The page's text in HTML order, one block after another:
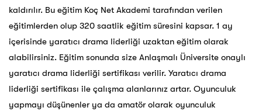
kaldırılır. Bu eğitim Koç Net Akademi tarafından verilen
eğitimlerden olup 320 saatlik eğitim süresini kapsar. 1 ay
içerisinde yaratıcı drama liderliği uzaktan eğitim olarak
alabilirsiniz. Eğitim sonunda size Anlaşmalı Üniversite onaylı
yaratıcı drama liderliği sertifikası verilir. Yaratıcı drama
liderliği sertifikası ile çalışma alanlarınız artar. Oyunculuk
yapmayı düşünenler ya da amatör olarak oyunculuk